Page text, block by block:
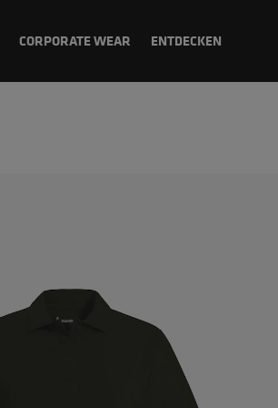
CORPORATE WEAR ENTDECKEN